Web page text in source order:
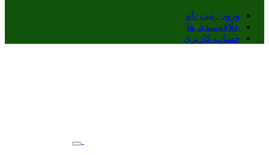
ورود / ثبت نام
علاقه‌مندی ها
حساب کاربری